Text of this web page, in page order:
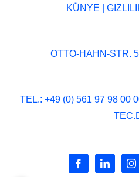
KÜNYE
OTTO-HAHN-STR.
TEL.: +49 (0) 561 97 98 00